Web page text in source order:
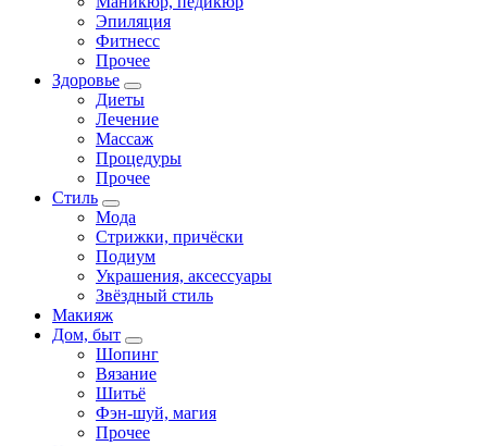
Эпиляция
Фитнесс
Прочее
Здоровье
Диеты
Лечение
Массаж
Процедуры
Прочее
Стиль
Мода
Стрижки, причёски
Подиум
Украшения, аксессуары
Звёздный стиль
Макияж
Дом, быт
Шопинг
Вязание
Шитьё
Фэн-шуй, магия
Прочее